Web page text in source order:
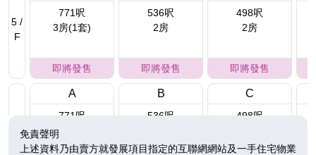
5 /
F
771呎
3房(1套)
即將發售
536呎
2房
即將發售
498呎
2房
即將發售
A
771呎
3房(1套)
B
536呎
C
498呎
免責聲明
上述資料乃由賣方就發展項目指定的互聯網網站及一手住宅物業